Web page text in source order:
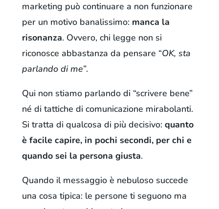
marketing può continuare a non funzionare
per un motivo banalissimo: manca la
risonanza. Ovvero, chi legge non si
riconosce abbastanza da pensare “OK, sta
parlando di me”.
Qui non stiamo parlando di “scrivere bene”
né di tattiche di comunicazione mirabolanti.
Si tratta di qualcosa di più decisivo: quanto
è facile capire, in pochi secondi, per chi e
quando sei la persona giusta.
Quando il messaggio è nebuloso succede
una cosa tipica: le persone ti seguono ma